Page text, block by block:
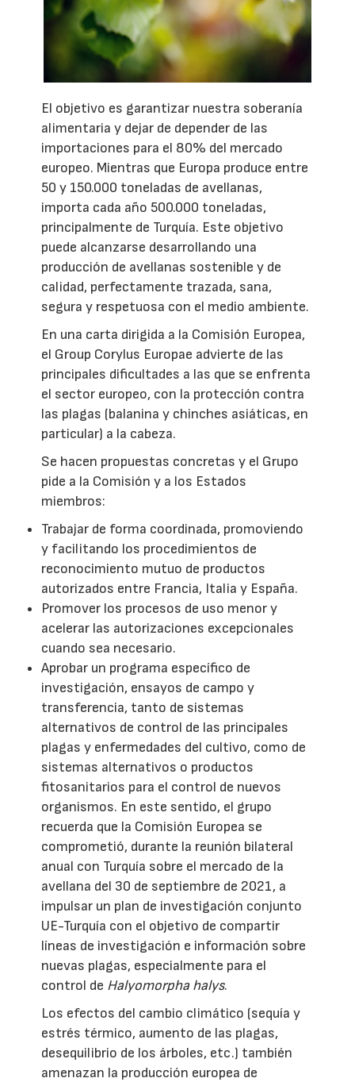
El objetivo es garantizar nuestra soberanía
alimentaria y dejar de depender de las
importaciones para el 80% del mercado
europeo. Mientras que Europa produce entre
50 y 150.000 toneladas de avellanas,
importa cada año 500.000 toneladas,
principalmente de Turquía. Este objetivo
puede alcanzarse desarrollando una
producción de avellanas sostenible y de
calidad, perfectamente trazada, sana,
segura y respetuosa con el medio ambiente.
En una carta dirigida a la Comisión Europea,
el Group Corylus Europae advierte de las
principales dificultades a las que se enfrenta
el sector europeo, con la protección contra
las plagas (balanina y chinches asiáticas, en
particular) a la cabeza.
Se hacen propuestas concretas y el Grupo
pide a la Comisión y a los Estados
miembros:
Trabajar de forma coordinada, promoviendo
y facilitando los procedimientos de
reconocimiento mutuo de productos
autorizados entre Francia, Italia y España.
Promover los procesos de uso menor y
acelerar las autorizaciones excepcionales
cuando sea necesario.
Aprobar un programa específico de
investigación, ensayos de campo y
transferencia, tanto de sistemas
alternativos de control de las principales
plagas y enfermedades del cultivo, como de
sistemas alternativos o productos
fitosanitarios para el control de nuevos
organismos. En este sentido, el grupo
recuerda que la Comisión Europea se
comprometió, durante la reunión bilateral
anual con Turquía sobre el mercado de la
avellana del 30 de septiembre de 2021, a
impulsar un plan de investigación conjunto
UE-Turquía con el objetivo de compartir
líneas de investigación e información sobre
nuevas plagas, especialmente para el
control de Halyomorpha halys.
Los efectos del cambio climático (sequía y
estrés térmico, aumento de las plagas,
desequilibrio de los árboles, etc.) también
amenazan la producción europea de